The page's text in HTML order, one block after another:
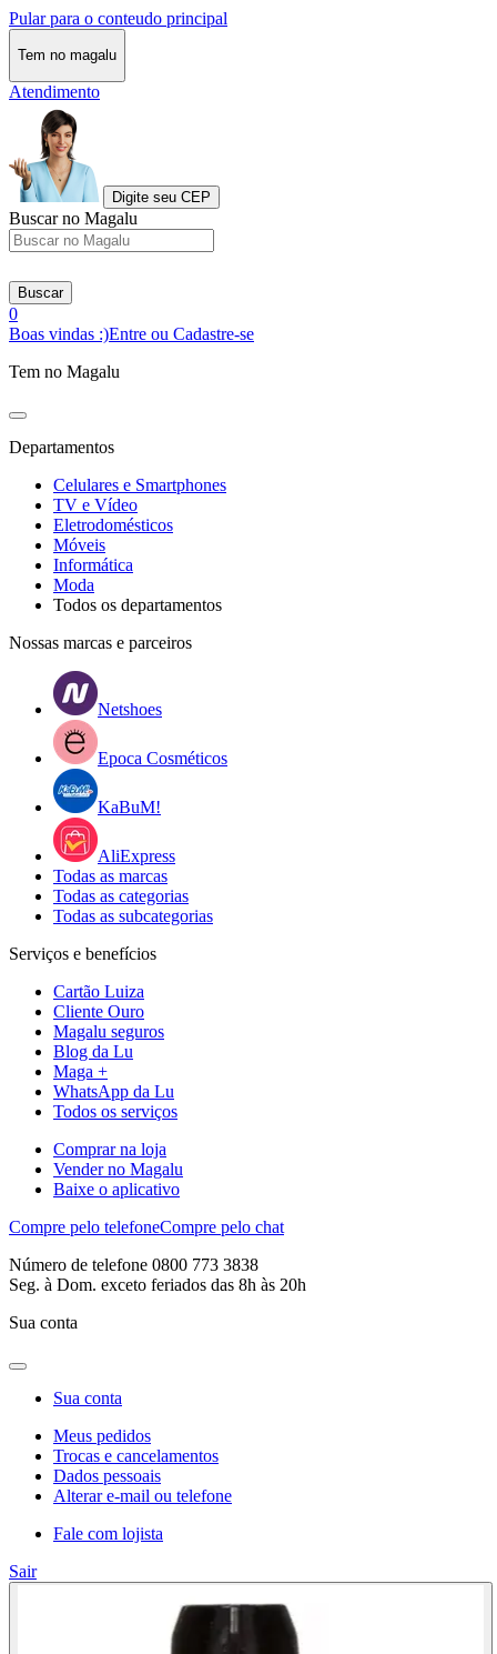
Pular para o conteudo principal
Tem no magalu
Atendimento
Digite seu CEP
Buscar no Magalu
Buscar
0
Boas vindas :)Entre ou Cadastre-se
Tem no Magalu
Departamentos
Celulares e Smartphones
TV e Vídeo
Eletrodomésticos
Móveis
Informática
Moda
Todos os departamentos
Nossas marcas e parceiros
Netshoes
Epoca Cosméticos
KaBuM!
AliExpress
Todas as marcas
Todas as categorias
Todas as subcategorias
Serviços e benefícios
Cartão Luiza
Cliente Ouro
Magalu seguros
Blog da Lu
Maga +
WhatsApp da Lu
Todos os serviços
Comprar na loja
Vender no Magalu
Baixe o aplicativo
Compre pelo telefoneCompre pelo chat
Número de telefone 0800 773 3838
Seg. à Dom. exceto feriados das 8h às 20h
Sua conta
Sua conta
Meus pedidos
Trocas e cancelamentos
Dados pessoais
Alterar e-mail ou telefone
Fale com lojista
Sair